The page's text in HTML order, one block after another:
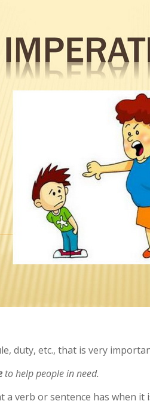
duty, etc., that is very
to help people in need.
verb or sentence has when it